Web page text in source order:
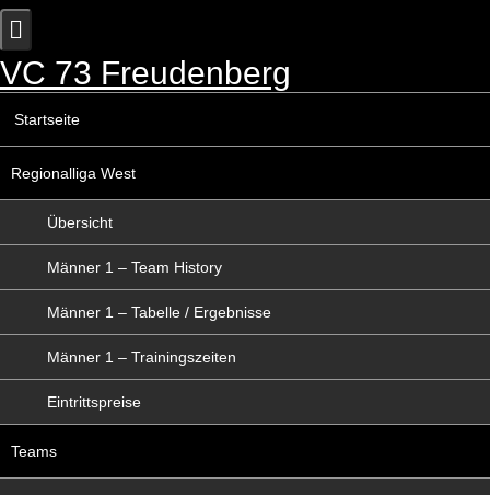
Skip
to
content
VC 73 Freudenberg
Startseite
Regionalliga West
Übersicht
Männer 1 – Team History
Männer 1 – Tabelle / Ergebnisse
Männer 1 – Trainingszeiten
Eintrittspreise
Teams